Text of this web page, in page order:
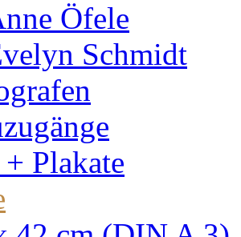
Öfele
Schmidt
Plakate